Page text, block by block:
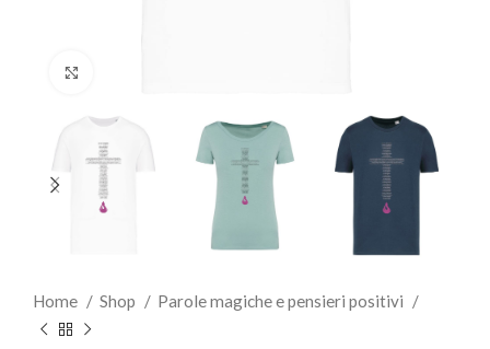
Home Shop Parole magiche e pensieri positivi